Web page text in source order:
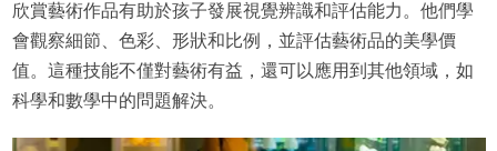
欣賞藝術作品有助於孩子發展視覺辨識和評估能力。他們學
會觀察細節、色彩、形狀和比例，並評估藝術品的美學價
值。這種技能不僅對藝術有益，還可以應用到其他領域，如
科學和數學中的問題解決。